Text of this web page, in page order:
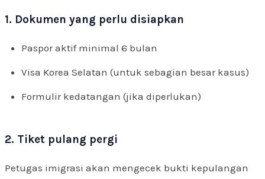
1. Dokumen yang perlu disiapkan
Paspor aktif minimal 6 bulan
Visa Korea Selatan (untuk sebagian besar kasus)
Formulir kedatangan (jika diperlukan)
2. Tiket pulang pergi
Petugas imigrasi akan mengecek bukti kepulangan